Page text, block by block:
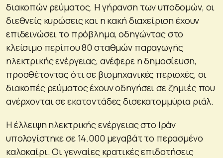
διακοπών ρεύματος. Η γήρανση των υποδομών, οι
διεθνείς κυρώσεις και η κακή διαχείριση έχουν
επιδεινώσει το πρόβλημα, οδηγώντας στο
κλείσιμο περίπου 80 σταθμών παραγωγής
ηλεκτρικής ενέργειας, ανέφερε η δημοσίευση,
προσθέτοντας ότι σε βιομηχανικές περιοχές, οι
διακοπές ρεύματος έχουν οδηγήσει σε ζημιές που
ανέρχονται σε εκατοντάδες δισεκατομμύρια ριάλ.
Η έλλειψη ηλεκτρικής ενέργειας στο Ιράν
υπολογίστηκε σε 14.000 μεγαβάτ το περασμένο
καλοκαίρι. Οι γενναίες κρατικές επιδοτήσεις